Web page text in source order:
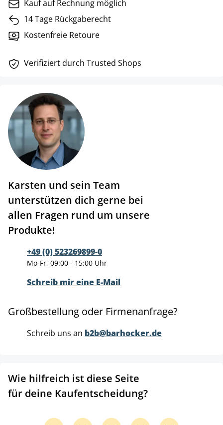
Kauf auf Rechnung möglich
14 Tage Rückgaberecht
Kostenfreie Retoure
Verifiziert durch Trusted Shops
Karsten und sein Team
unterstützen dich gerne bei
allen Fragen rund um unsere
Produkte!
+49 (0) 523269899-0
Mo-Fr, 09:00 - 15:00 Uhr
Schreib mir eine E-Mail
Großbestellung oder Firmenanfrage?
Schreib uns an b2b@barhocker.de
Wie hilfreich ist diese Seite
für deine Kaufentscheidung?